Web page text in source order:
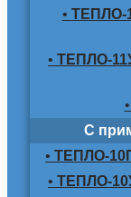
• ТЕПЛО-
• ТЕПЛО-
•
С
• ТЕПЛО-
• ТЕПЛО-